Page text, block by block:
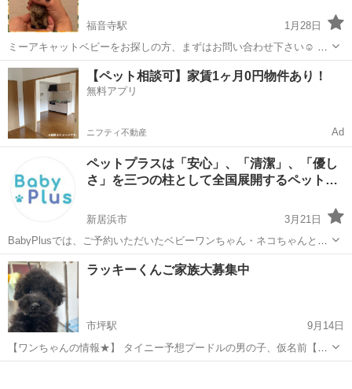
福音寺駅
1月28日
ミーアキャットベビーをお探しの方、まずはお問い合わせ下さい☺️ 価
格等、詳細をお伝えさせていただきます🙇‍♀️ ※ミーアキャットはエキゾ
チックアニマルです!! 見た目はもちろん可愛いのですが可愛いだけで
は無いのがエキゾ...
愛媛 松山市 福音寺駅 ペットショップ
ネザーランドドワーフ
【ペット相談可】家賃1ヶ月0円物件あり！
無料アプリ
ニフティ不動産 Ad
ペットプラスは「安心」、「清潔」、「優し
さ」を三つの柱として全国展開するペット…
新居浜市
3月21日
BabyPlusでは、ご予約いただいたベビーワンちゃん・ネコちゃんとの
ご対面やお迎えを全国のペットプラスでおこなっています。 ペットプ
ラスは「安心」、「清潔」、「優しさ」を三つの柱として全国展開す
るペットショップ。 スタ...
愛媛 新居浜市 ペットショップ インスタ
ラッキーくんご家族大募集中
市坪駅
9月14日
【ワンちゃんの情報★】 タイニー予想プードルの男の子、仮名前【ラ
ッキー】くん 小柄な男の子 甘えん坊でさみしがり屋です😊 このうる